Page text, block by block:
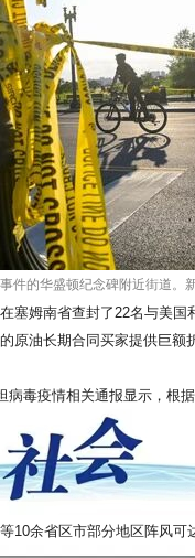
件的华盛顿纪念碑附近街道。
姆南省查封了22名与美国
油长期合同买家提供巨额
毒疫情相关通报显示，根
余省区市部分地区阵风可